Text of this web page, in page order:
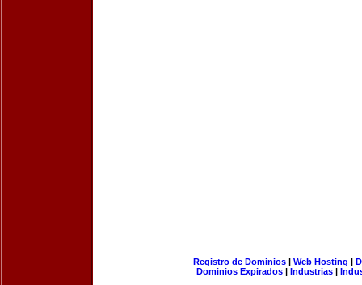
Registro de Dominios| Web Hosting |
Dominios Expirados | Industrias |